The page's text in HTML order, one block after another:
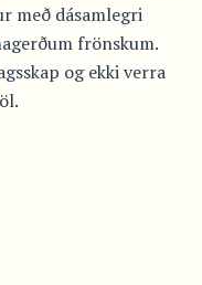
með dásamlegri
frönskum.
og ekki verra